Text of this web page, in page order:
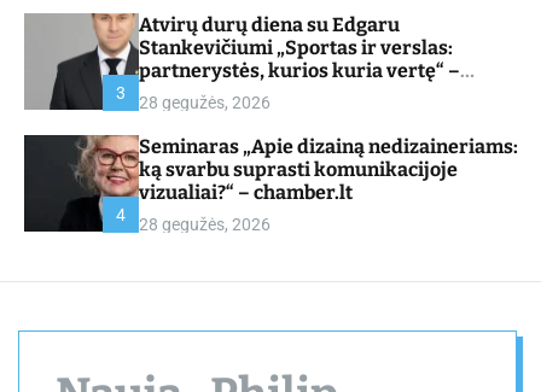
3
Atvirų durų diena su Edgaru
Stankevičiumi „Sportas ir verslas:
partnerystės, kurios kuria vertę“ –
chamber.lt
28 gegužės, 2026
4
Seminaras „Apie dizainą nedizaineriams:
ką svarbu suprasti komunikacijoje
vizualiai?“ – chamber.lt
28 gegužės, 2026